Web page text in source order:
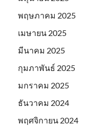
พฤษภาคม 2025
เมษายน 2025
มีนาคม 2025
กุมภาพันธ์ 2025
มกราคม 2025
ธันวาคม 2024
พฤศจิกายน 2024